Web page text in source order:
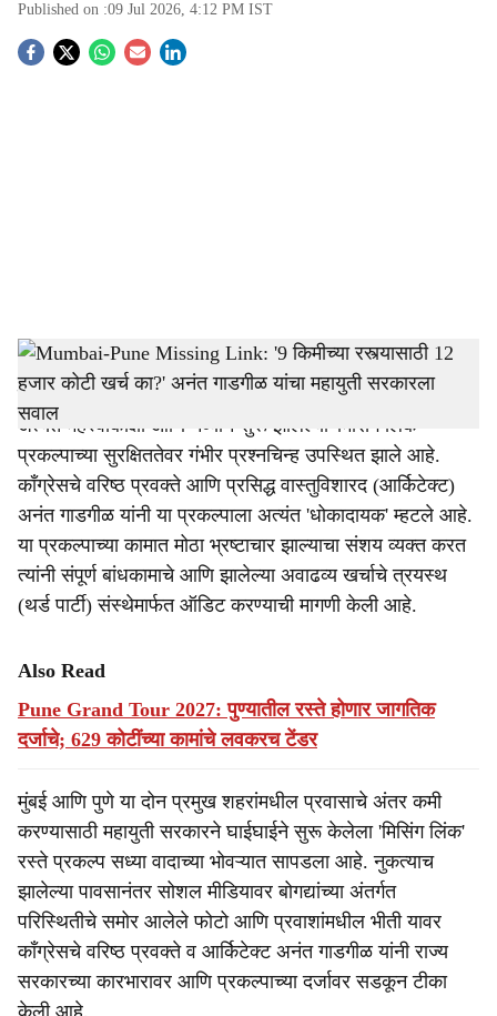
Published on :09 Jul 2026, 4:12 PM IST
S
h
a
r
e
Mumbai Pune Missing Link, expressway -Tendernama
मुंबई (Mumbai): मुंबई-पुणे द्रुतगती महामार्गावरील (Expressway)
अत्यंत महत्त्वाकांक्षी आणि नव्याने सुरू झालेल्या 'मिसिंग लिंक'
प्रकल्पाच्या सुरक्षिततेवर गंभीर प्रश्नचिन्ह उपस्थित झाले आहे.
काँग्रेसचे वरिष्ठ प्रवक्ते आणि प्रसिद्ध वास्तुविशारद (आर्किटेक्ट)
अनंत गाडगीळ यांनी या प्रकल्पाला अत्यंत 'धोकादायक' म्हटले आहे.
या प्रकल्पाच्या कामात मोठा भ्रष्टाचार झाल्याचा संशय व्यक्त करत
त्यांनी संपूर्ण बांधकामाचे आणि झालेल्या अवाढव्य खर्चाचे त्रयस्थ
(थर्ड पार्टी) संस्थेमार्फत ऑडिट करण्याची मागणी केली आहे.
Also Read
Pune Grand Tour 2027: पुण्यातील रस्ते होणार जागतिक
दर्जाचे; 629 कोटींच्या कामांचे लवकरच टेंडर
मुंबई आणि पुणे या दोन प्रमुख शहरांमधील प्रवासाचे अंतर कमी
करण्यासाठी महायुती सरकारने घाईघाईने सुरू केलेला 'मिसिंग लिंक'
रस्ते प्रकल्प सध्या वादाच्या भोवऱ्यात सापडला आहे. नुकत्याच
झालेल्या पावसानंतर सोशल मीडियावर बोगद्यांच्या अंतर्गत
परिस्थितीचे समोर आलेले फोटो आणि प्रवाशांमधील भीती यावर
काँग्रेसचे वरिष्ठ प्रवक्ते व आर्किटेक्ट अनंत गाडगीळ यांनी राज्य
सरकारच्या कारभारावर आणि प्रकल्पाच्या दर्जावर सडकून टीका
केली आहे.